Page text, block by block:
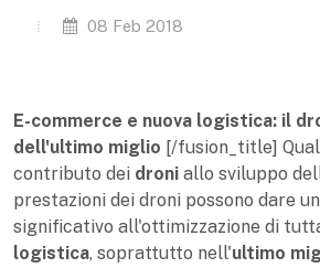
08 Feb 2018
E-commerce e nuova logistica: il
dell'ultimo miglio [/fusion_title]
contributo dei droni allo sviluppo
prestazioni dei droni possono dare
significativo all'ottimizzazione di
logistica, soprattutto nell'ultimo